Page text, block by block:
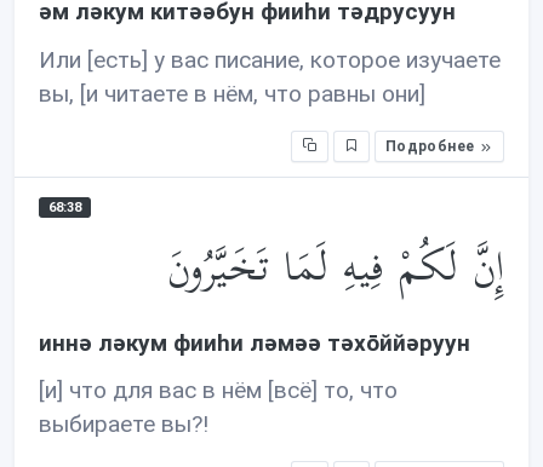
əм лəкум китəəбун фииhи тəдрусуун
Или [есть] у вас писание, которое изучаете
вы, [и читаете в нём, что равны они]
Подробнее
68:38
إِنَّ لَكُمْ فِيهِ لَمَا تَخَيَّرُونَ
иннə лəкум фииhи лəмəə тəхōййəруун
[и] что для вас в нём [всё] то, что
выбираете вы?!